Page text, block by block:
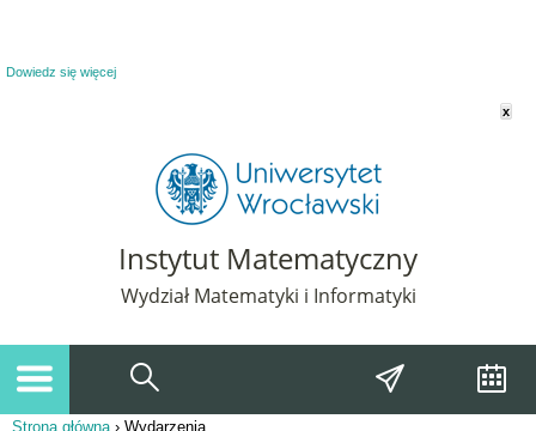
Dowiedz się więcej
x
Instytut Matematyczny
Wydział Matematyki i Informatyki
Strona główna› Wydarzenia